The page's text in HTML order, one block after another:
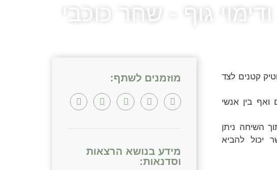
גוף - שחר כוכבי
קטנים לצד
בין אנשי
השיחה ניתן
יכול להביא
מוזמנים לשתף:
מידע בנושא הרצאות
וסדנאות: